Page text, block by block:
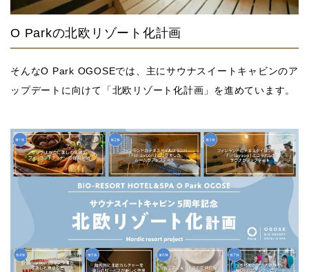
O Parkの北欧リゾート化計画
そんなO Park OGOSEでは、主にサウナスイートキャビンのア
ップデートに向けて「北欧リゾート化計画」を進めています。